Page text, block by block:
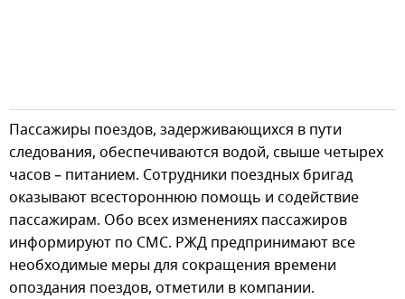
Пассажиры поездов, задерживающихся в пути
следования, обеспечиваются водой, свыше четырех
часов – питанием. Сотрудники поездных бригад
оказывают всестороннюю помощь и содействие
пассажирам. Обо всех изменениях пассажиров
информируют по СМС. РЖД предпринимают все
необходимые меры для сокращения времени
опоздания поездов, отметили в компании.